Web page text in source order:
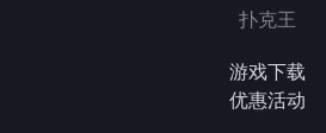
扑克王
游戏下载
优惠活动